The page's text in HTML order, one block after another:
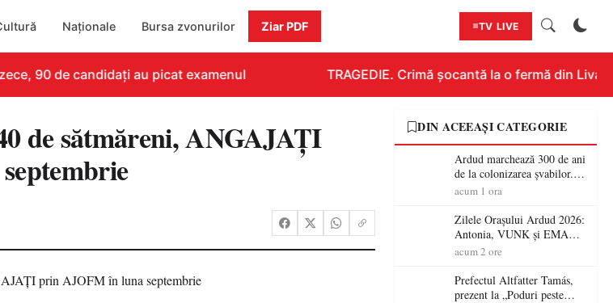
Naționale Bursa zvonurilor Ziar PDF TV LIVE
90 de candidați au picat examenul TRAGEDIE. Crimă șocantă la o fermă din
de sătmăreni, ANGAJAȚI
DIN ACEEAȘI CATEGORIE
Ardud marchează 300 de ani
de la colonizarea șvabilor.
Jubileul va fi sărbătorit pe 8
acum 1 ora
Zilele Orașului Ardud 2026:
Antonia, VUNK și EMAA
urcă pe scena Cetății Ardud.
acum 2 ore
Prefectul Altfatter Tamás,
prezent la „Poduri peste